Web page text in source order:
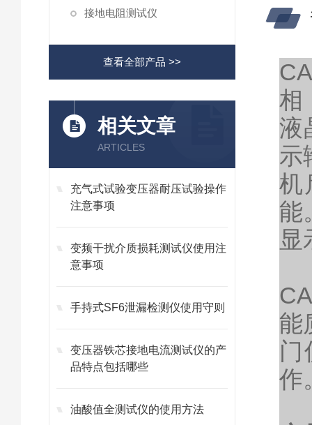
接地电阻测试仪
查看全部产品 >>
相关文章
ARTICLES
充气式试验变压器耐压试验操作
注意事项
变频干扰介质损耗测试仪使用注
意事项
手持式SF6泄漏检测仪使用守则
变压器铁芯接地电流测试仪的产
品特点包括哪些
油酸值全测试仪的使用方法
相
液
示
机
能
显
能
门
作